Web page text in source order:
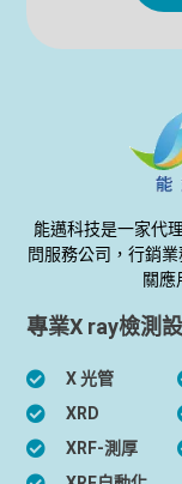
能邁科技是一家代
問服務公司，行銷
關應
專業X ray檢測
X 光管
XRD
XRF-測厚